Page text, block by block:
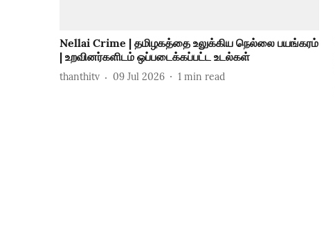
Nellai Crime | தமிழகத்தை உலுக்கிய நெல்லை பயங்கரம்
| உறவினர்களிடம் ஒப்படைக்கப்பட்ட உடல்கள்
thanthitv 09 Jul 2026 1 min read